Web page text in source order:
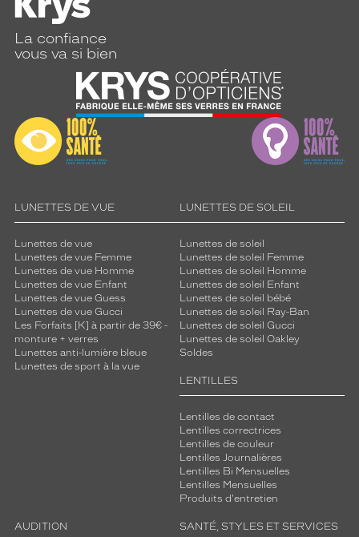
La confiance
vous va si bien
LUNETTES DE VUE
Lunettes de vue
Lunettes de vue Femme
Lunettes de vue Homme
Lunettes de vue Enfant
Lunettes de vue Guess
Lunettes de vue Gucci
Les Forfaits [K] à partir de 39€ -
monture + verres
Lunettes anti-lumière bleue
Lunettes de sport à la vue
LUNETTES DE SOLEIL
Lunettes de soleil
Lunettes de soleil Femme
Lunettes de soleil Homme
Lunettes de soleil Enfant
Lunettes de soleil bébé
Lunettes de soleil Ray-Ban
Lunettes de soleil Gucci
Lunettes de soleil Oakley
Soldes
LENTILLES
Lentilles de contact
Lentilles correctrices
Lentilles de couleur
Lentilles Journalières
Lentilles Bi Mensuelles
Lentilles Mensuelles
Produits d'entretien
AUDITION SANTÉ, STYLES ET SERVICES